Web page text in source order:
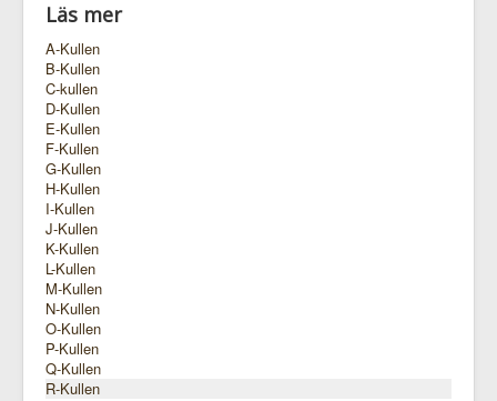
Läs mer
A-Kullen
B-Kullen
C-kullen
D-Kullen
E-Kullen
F-Kullen
G-Kullen
H-Kullen
I-Kullen
J-Kullen
K-Kullen
L-Kullen
M-Kullen
N-Kullen
O-Kullen
P-Kullen
Q-Kullen
R-Kullen